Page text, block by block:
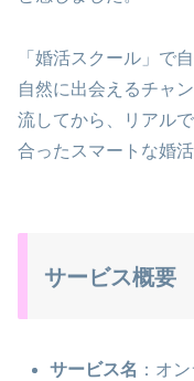
「婚活スクール」で
自然に出会えるチャ
流してから、リアル
合ったスマートな婚
サービス概要
サービス名 ：オ